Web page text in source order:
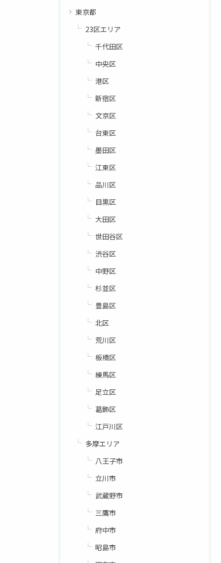
東京都
23区エリア
千代田区
中央区
港区
新宿区
文京区
台東区
墨田区
江東区
品川区
目黒区
大田区
世田谷区
渋谷区
中野区
杉並区
豊島区
北区
荒川区
板橋区
練馬区
足立区
葛飾区
江戸川区
多摩エリア
八王子市
立川市
武蔵野市
三鷹市
府中市
昭島市